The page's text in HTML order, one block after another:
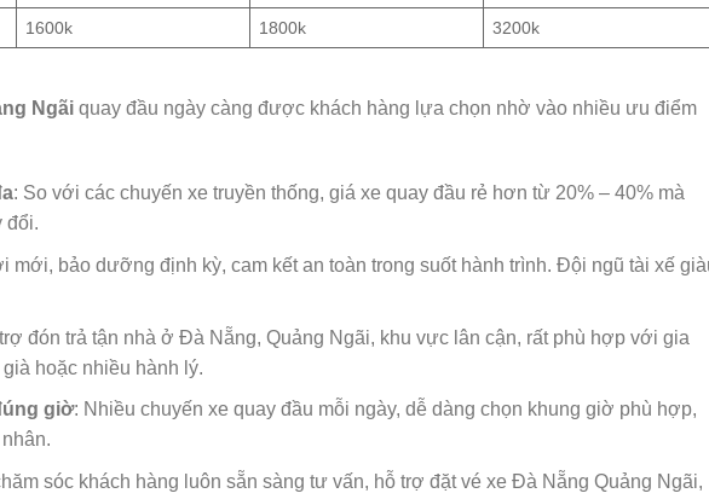
1600k 1800k 3200k
Ngãi quay đầu ngày càng được khách hàng lựa chọn nhờ vào nhiều ưu điểm
: So với các chuyến xe truyền thống, giá xe quay đầu rẻ hơn từ 20% – 40% mà
đổi.
mới, bảo dưỡng định kỳ, cam kết an toàn trong suốt hành trình. Đội ngũ tài xế
đón trả tận nhà ở Đà Nẵng, Quảng Ngãi, khu vực lân cận, rất phù hợp với gia
hoặc nhiều hành lý.
giờ: Nhiều chuyến xe quay đầu mỗi ngày, dễ dàng chọn khung giờ phù hợp,
sóc khách hàng luôn sẵn sàng tư vấn, hỗ trợ đặt vé xe Đà Nẵng Quảng Ngãi,